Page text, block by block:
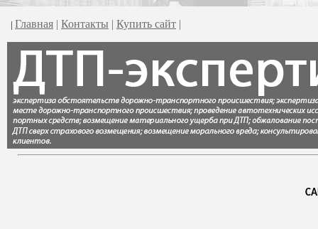
| Главная | Контакты | Купить сайт |